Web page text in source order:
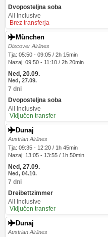
Dvoposteljna soba
All Inclusive
Brez transferja
München
Discover Airlines
Tja: 05:50 - 09:05 / 2h 15min
Nazaj: 09:50 - 11:10 / 2h 20min
Ned, 20.09.
Ned, 27.09.
7 dni
Dvoposteljna soba
All Inclusive
Vključen transfer
Dunaj
Austrian Airlines
Tja: 09:35 - 12:20 / 1h 45min
Nazaj: 13:05 - 13:55 / 1h 50min
Ned, 27.09.
Ned, 04.10.
7 dni
Dreibettzimmer
All Inclusive
Vključen transfer
Dunaj
Austrian Airlines